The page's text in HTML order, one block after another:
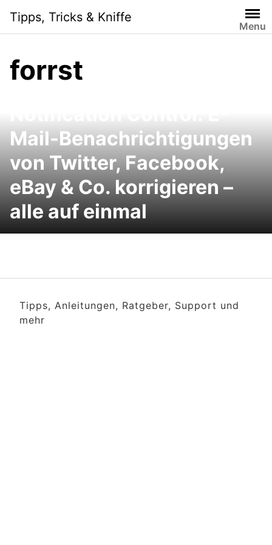
content
Tipps, Tricks & Kniffe
Menu
forrst
Mail-Benachrichtigungen
von Twitter, Facebook,
eBay & Co. korrigieren –
alle auf einmal
Tipps, Anleitungen, Ratgeber, Support und
mehr